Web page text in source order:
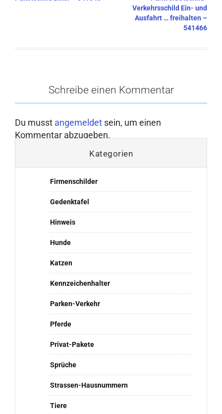
Verkehrsschild Ein- und
Ausfahrt … freihalten –
541466
Schreibe einen Kommentar
Du musst angemeldet sein, um einen
Kommentar abzugeben.
Kategorien
Firmenschilder
Gedenktafel
Hinweis
Hunde
Katzen
Kennzeichenhalter
Parken-Verkehr
Pferde
Privat-Pakete
Sprüche
Strassen-Hausnummern
Tiere